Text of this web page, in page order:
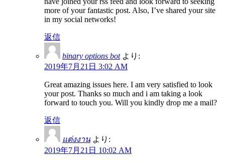
more of your fantastic post. Also, I’ve shared your site
in my social networks!
返信
binary options bot より:
2019年7月21日 3:02 AM
Great amazing issues here. I am very satisfied to look
your post. Thanks so much and i am taking a look
forward to touch you. Will you kindly drop me a mail?
返信
แต่งงาน より:
2019年7月21日 10:02 AM